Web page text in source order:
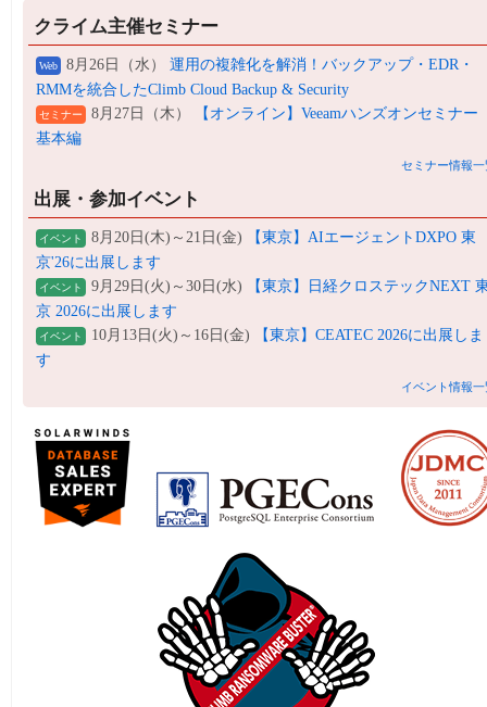
クライム主催セミナー
Web 8月26日（水） 運用の複雑化を解消！バックアップ・EDR・
RMMを統合したClimb Cloud Backup & Security
セミナー 8月27日（木）
【オンライン】Veeamハンズオンセミナー
基本編
セミナー情報一
出展・参加イベント
イベント 8月20日(木)～21日(金)
【東京】AIエージェントDXPO 東
京'26に出展します
イベント 9月29日(火)～30日(水)
【東京】日経クロステックNEXT
京 2026に出展します
イベント 10月13日(火)～16日(金)
【東京】CEATEC 2026に出展しま
す
イベント情報一